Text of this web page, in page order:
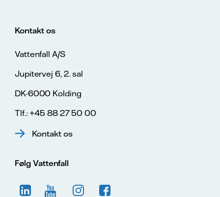
Kontakt os
Vattenfall A/S
Jupitervej 6, 2. sal
DK-6000 Kolding
Tlf.: +45 88 27 50 00
Kontakt os
Følg Vattenfall